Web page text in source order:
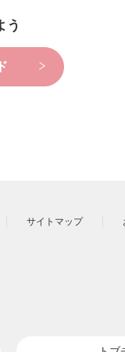
う
サイトマップ